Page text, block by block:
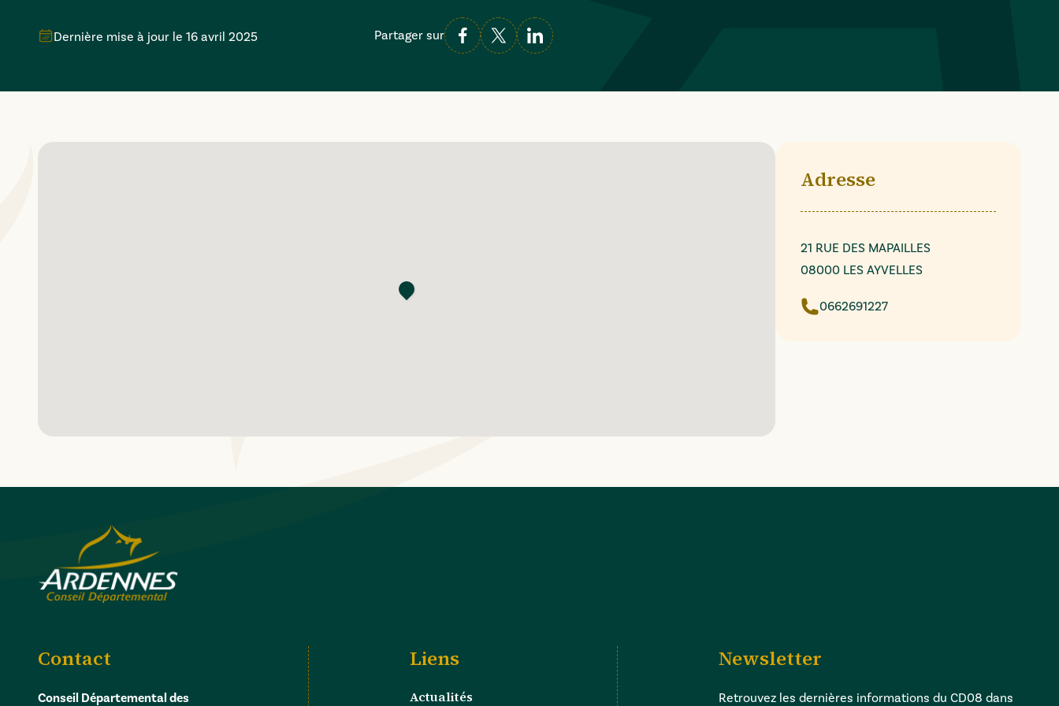
Dernière mise à jour le 16 avril 2025 Partager sur
Adresse
21 RUE DES MAPAILLES
08000 LES AYVELLES
0662691227
Contact
Conseil Départemental des
Liens
Actualités
Newsletter
Retrouvez les dernières informations du CD08 dans